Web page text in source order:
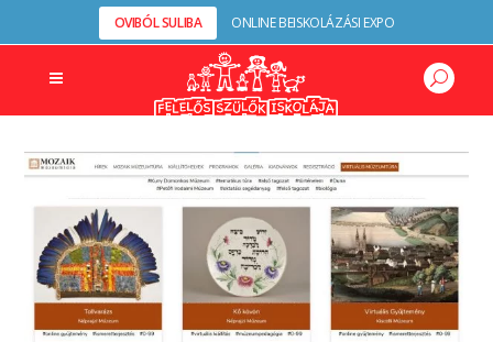
OVIBÓL SULIBA ONLINE BEISKOLÁZÁSI EXPO